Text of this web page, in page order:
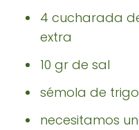
4 cucharada
extra
10 gr de sal
sémola de
necesitamos